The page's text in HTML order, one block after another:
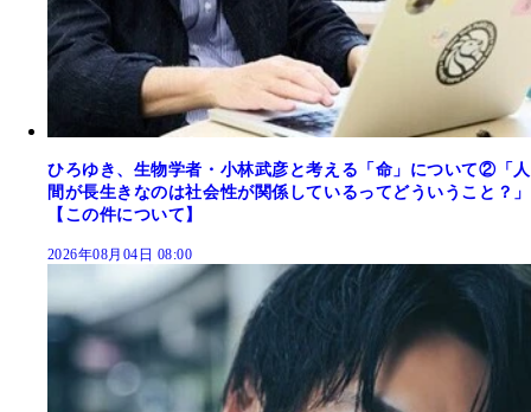
ひろゆき、生物学者・小林武彦と考える「命」について②「人
間が長生きなのは社会性が関係しているってどういうこと？」
【この件について】
2026年08月04日 08:00